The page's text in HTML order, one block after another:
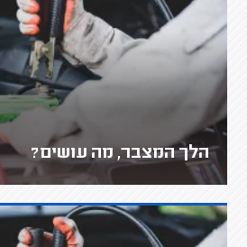
הלך המצבר, מה עושים?